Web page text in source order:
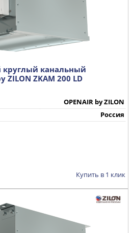
канальный
ZILON ZKAM 200 LD
OPENAIR by ZILON
Россия
Купить в 1 клик